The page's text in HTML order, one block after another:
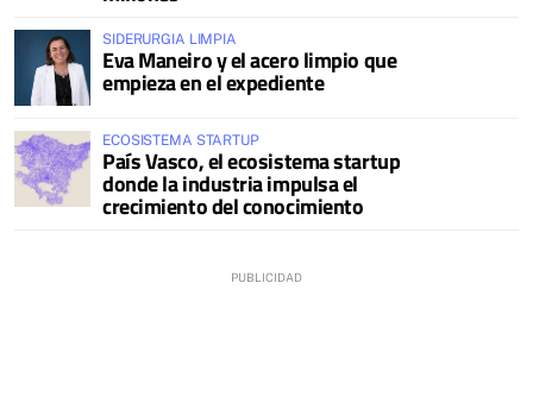
SIDERURGIA LIMPIA
Eva Maneiro y el acero limpio que
empieza en el expediente
ECOSISTEMA STARTUP
País Vasco, el ecosistema startup
donde la industria impulsa el
crecimiento del conocimiento